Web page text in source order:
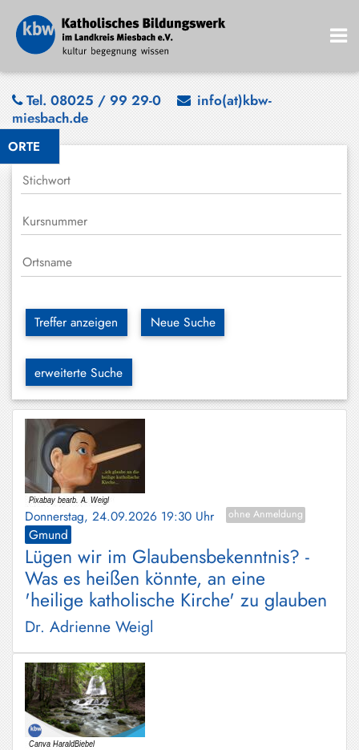
ORTE
Tel. 08025 / 99 29-0
info(at)kbw-
miesbach.de
Treffer anzeigen Neue Suche
erweiterte Suche
Donnerstag, 24.09.2026 19:30 Uhr ohne Anmeldung
Gmund
Lügen wir im Glaubensbekenntnis? -
Was es heißen könnte, an eine
'heilige katholische Kirche' zu glauben
Dr. Adrienne Weigl
Bad
Wiessee
Bayrischzell
Darching
Elbach
Großhartpenning
Hausham
Holzkirchen
Hundham
Irschenberg
Kreuth
Leitzachtal
Miesbach
Neuhaus
Niklasreuth
Otterfing
Rottach-
Egern
Schaftlach
/
Waakirchen
Schliersee